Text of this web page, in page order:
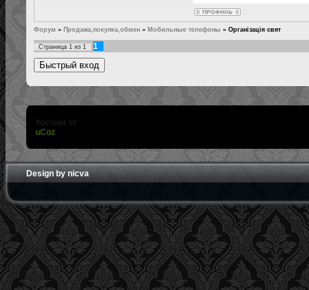
Форум » Продажа,покупка,обмен » Мобильные телефоны » Організація свят
Страница 1 из 1 1
Хостинг от
uCoz
Design by nicva